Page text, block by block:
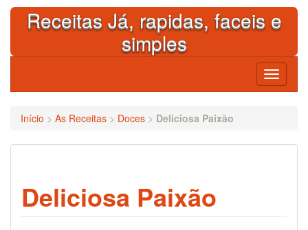
Skip
contentReceitas Já, rapidas, faceis e
simples
Toggle
Início > As Receitas > Doces > Deliciosa Paixão
Deliciosa Paixão